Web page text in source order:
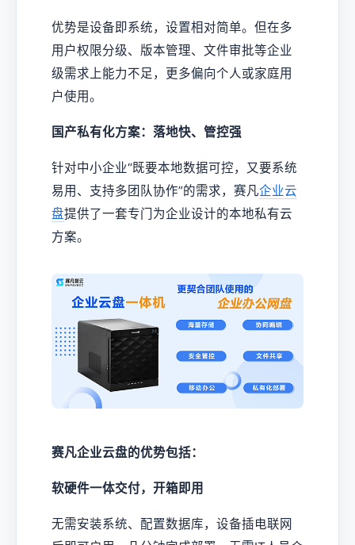
优势是设备即系统，设置相对简单。但在多
用户权限分级、版本管理、文件审批等企业
级需求上能力不足，更多偏向个人或家庭用
户使用。
国产私有化方案：落地快、管控强
针对中小企业“既要本地数据可控，又要系统
易用、支持多团队协作”的需求，赛凡企业云
盘提供了一套专门为企业设计的本地私有云
方案。
赛凡企业云盘的优势包括：
软硬件一体交付，开箱即用
无需安装系统、配置数据库，设备插电联网